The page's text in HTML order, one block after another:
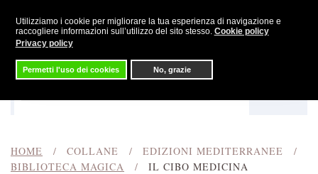
Utilizziamo i cookie per migliorare la tua esperienza di navigazione e
raccogliere informazioni sull’utilizzo del sito stesso. Cookie policy
Privacy policy
Permetti l'uso dei cookies No, grazie
Skip to main content
HOME COLLANE
EDIZIONI MEDITERRANEE
BIBLIOTECA MAGICA
IL CIBO MEDICINA